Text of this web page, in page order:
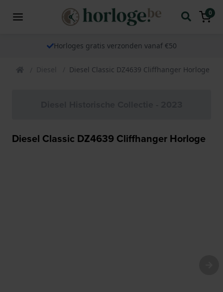
0
Horloges gratis verzonden vanaf €50
Diesel Diesel Classic DZ4639 Cliffhanger Horloge
Diesel Classic DZ4639 Cliffhanger Horloge